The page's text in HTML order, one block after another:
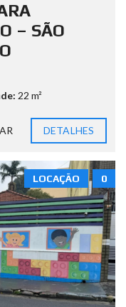
– SÃO
22 m²
DETALHES
0
LOCAÇÃO